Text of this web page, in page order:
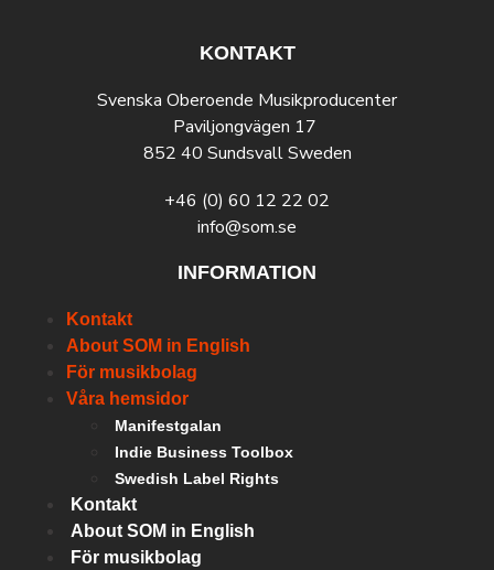
KONTAKT
Svenska Oberoende Musikproducenter
Paviljongvägen 17
852 40 Sundsvall Sweden
+46 (0) 60 12 22 02
info@som.se
INFORMATION
Kontakt
About SOM in English
För musikbolag
Våra hemsidor
Manifestgalan
Indie Business Toolbox
Swedish Label Rights
Kontakt
About SOM in English
För musikbolag